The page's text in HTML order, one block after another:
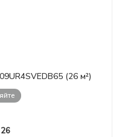
(26 м²)
26